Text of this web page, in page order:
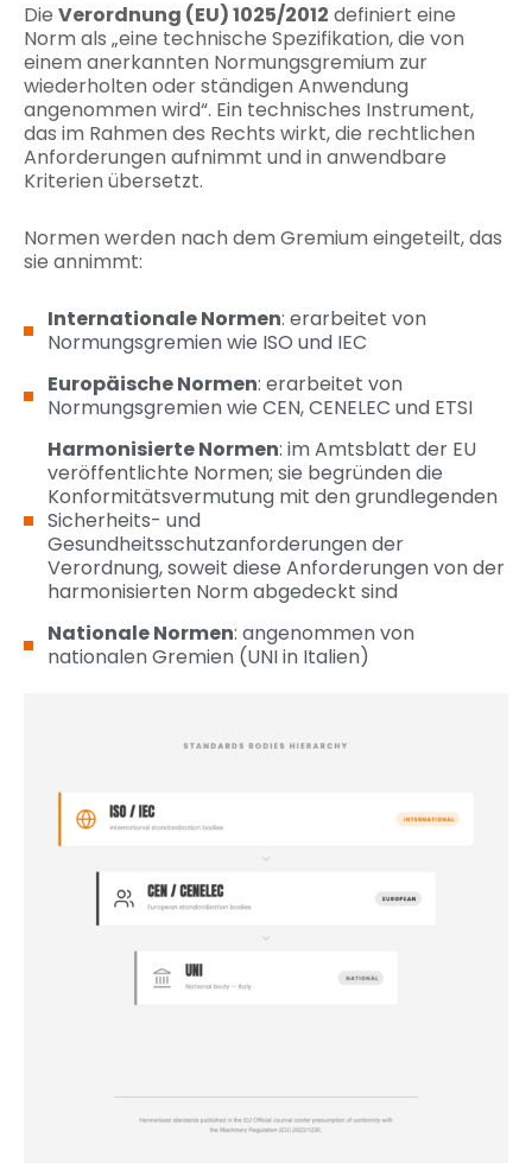
Die Verordnung (EU) 1025/2012 definiert eine
Norm als „eine technische Spezifikation, die von
einem anerkannten Normungsgremium zur
wiederholten oder ständigen Anwendung
angenommen wird“. Ein technisches Instrument,
das im Rahmen des Rechts wirkt, die rechtlichen
Anforderungen aufnimmt und in anwendbare
Kriterien übersetzt.
Normen werden nach dem Gremium eingeteilt, das
sie annimmt:
Internationale Normen: erarbeitet von
Normungsgremien wie ISO und IEC
Europäische Normen: erarbeitet von
Normungsgremien wie CEN, CENELEC und ETSI
Harmonisierte Normen: im Amtsblatt der EU
veröffentlichte Normen; sie begründen die
Konformitätsvermutung mit den grundlegenden
Sicherheits- und
Gesundheitsschutzanforderungen der
Verordnung, soweit diese Anforderungen von der
harmonisierten Norm abgedeckt sind
Nationale Normen: angenommen von
nationalen Gremien (UNI in Italien)